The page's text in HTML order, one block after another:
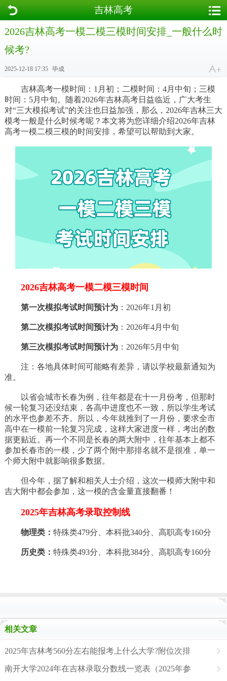
吉林高考
2026吉林高考一模二模三模时间安排_一般什么时
候考?
2025-12-18 17:35 毕成
吉林高考一模时间：1月初；二模时间：4月中旬；三模
时间：5月中旬。随着2026年吉林高考日益临近，广大考生
对“三大模拟考试”的关注也日益加强，那么，2026年吉林三大
模考一般是什么时候考呢？本文将为您详细介绍2026年吉林
高考一模二模三模的时间安排，希望可以帮助到大家。
2026吉林高考一模二模三模时间
第一次模拟考试时间预计为：2026年1月初
第二次模拟考试时间预计为：2026年4月中旬
第三次模拟考试时间预计为：2026年5月中旬
注：各地具体时间可能略有差异，请以学校最新通知为
准。
以省会城市长春为例，往年都是在十一月份考，但那时
候一轮复习还没结束，各高中进度也不一致，所以学生考试
的水平也参差不齐。所以，今年就推到了一月份，要求全市
高中在一模前一轮复习完成，这样大家进度一样，考出的数
据更贴近。再一个不同是长春的两大附中，往年基本上都不
参加长春市的一模，少了两个附中那排名就不是很准，单一
个师大附中就影响很多数据。
但今年，据了解和相关人士介绍，这次一模师大附中和
吉大附中都会参加，这一模的含金量直接翻番！
2025年吉林高考录取控制线
物理类： 特殊类479分、本科批340分、高职高专160分
历史类： 特殊类493分、本科批384分、高职高专160分
相关文章
2025年吉林考560分左右能报考上什么大学?附位次排
南开大学2024年在吉林录取分数线一览表（2025年参